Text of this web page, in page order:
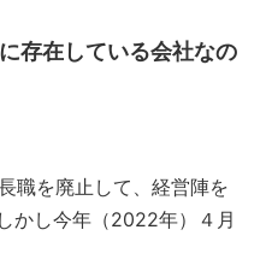
存在している会社なの
職を廃止して、経営陣を
かし今年（2022年）４月